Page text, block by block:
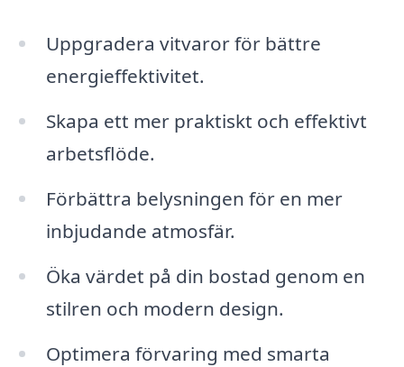
Uppgradera vitvaror för bättre
energieffektivitet.
Skapa ett mer praktiskt och effektivt
arbetsflöde.
Förbättra belysningen för en mer
inbjudande atmosfär.
Öka värdet på din bostad genom en
stilren och modern design.
Optimera förvaring med smarta